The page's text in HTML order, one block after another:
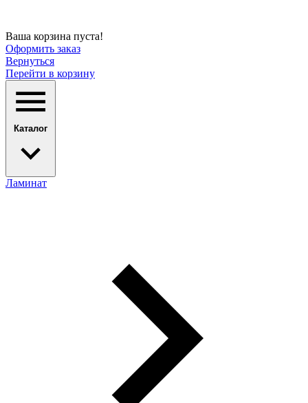
Ваша корзина пуста!
Оформить заказ
Вернуться
Перейти в корзину
Каталог
Ламинат